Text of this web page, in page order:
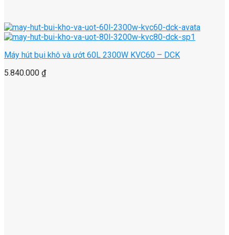
Máy hút bụi khô và ướt 60L 2300W KVC60 – DCK
5.840.000 ₫